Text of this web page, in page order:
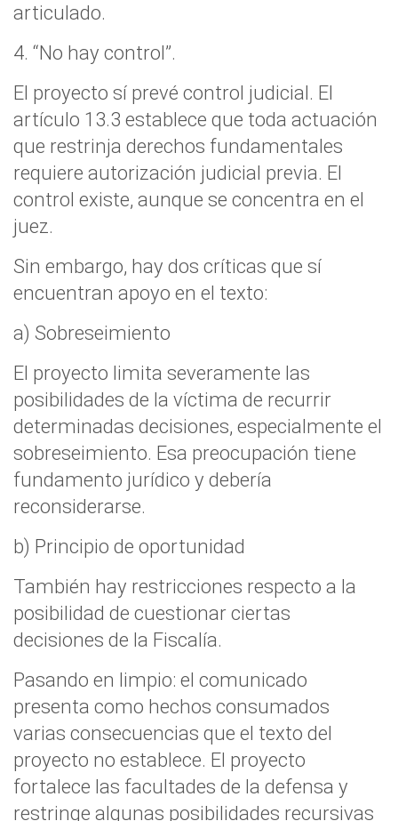
articulado.
4. “No hay control”.
El proyecto sí prevé control judicial. El
artículo 13.3 establece que toda actuación
que restrinja derechos fundamentales
requiere autorización judicial previa. El
control existe, aunque se concentra en el
juez.
Sin embargo, hay dos críticas que sí
encuentran apoyo en el texto:
a) Sobreseimiento
El proyecto limita severamente las
posibilidades de la víctima de recurrir
determinadas decisiones, especialmente el
sobreseimiento. Esa preocupación tiene
fundamento jurídico y debería
reconsiderarse.
b) Principio de oportunidad
También hay restricciones respecto a la
posibilidad de cuestionar ciertas
decisiones de la Fiscalía.
Pasando en limpio: el comunicado
presenta como hechos consumados
varias consecuencias que el texto del
proyecto no establece. El proyecto
fortalece las facultades de la defensa y
restringe algunas posibilidades recursivas